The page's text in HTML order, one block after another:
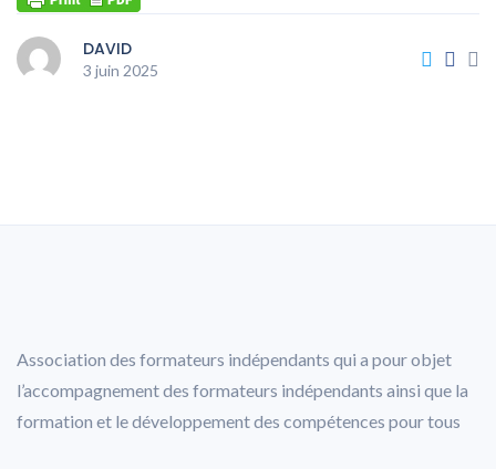
DAVID
3 juin 2025
Association des formateurs indépendants qui a pour objet
l’accompagnement des formateurs indépendants ainsi que la
formation et le développement des compétences pour tous